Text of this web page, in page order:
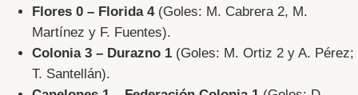
Flores 0 – Florida 4(Goles: M. Cabrera 2, M.
Martínez y F. Fuentes).
Colonia 3 – Durazno 1 (Goles: M. Ortiz 2 y A. Pérez;
T. Santellán).